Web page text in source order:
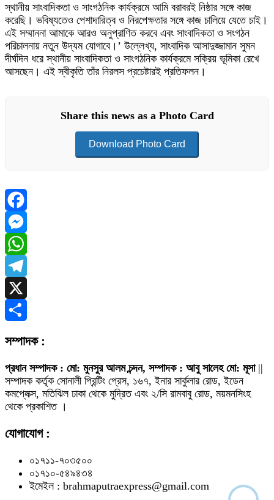
স্থানীয় সাংবাদিকতা ও সাংগঠনিক কার্যক্রমে আমি বরাবরই নিষ্ঠার সঙ্গে কাজ
করেছি। ভবিষ্যতেও পেশাদারিত্ব ও নিরপেক্ষতার সঙ্গে কাজ চালিয়ে যেতে চাই।
এই সম্মাননা আমাকে আরও অনুপ্রাণিত করবে এবং সাংবাদিকতা ও সংগঠন
পরিচালনায় নতুন উদ্যম যোগাবে।’ উল্লেখ্য, সাংবাদিক আসাদুজ্জামান সুমন
দীর্ঘদিন ধরে স্থানীয় সাংবাদিকতা ও সাংগঠনিক কার্যক্রমে সক্রিয় ভূমিকা রেখে
আসছেন। এই স্বীকৃতি তাঁর নিরলস প্রচেষ্টারই প্রতিফলন।
Share this news as a Photo Card
Download Photo Card
Facebook
Messenger
WhatsApp
Telegram
X
সম্পাদক :
প্রধান সম্পাদক : মো: মুনসুর আলম চন্দন, সম্পাদক : আবু সালেহ মো: মূসা||
সম্পাদক কর্তৃক সোনালী প্রিন্টিং প্রেস, ১৬৭, ইনার সার্কুলার রোড, ইডেন
কমপ্লেক্স, মতিঝিল ঢাকা থেকে মুদ্রিত এবং ২/সি রামবাবু রোড, ময়মনসিংহ
থেকে প্রকাশিত ।
যোগাযোগ :
০১৭১১-৭০৩৫০০
০১৭১০-৫৪৯৪৩৪
ইমেইল : brahmaputraexpress@gmail.com